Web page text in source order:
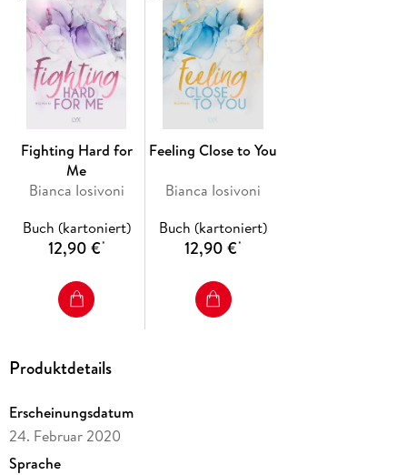
Fighting Hard for
Me
Bianca Iosivoni
Buch (kartoniert)
12,90 €*
Feeling Close to You
Bianca Iosivoni
Buch (kartoniert)
12,90 €*
Produktdetails
Erscheinungsdatum
24. Februar 2020
Sprache